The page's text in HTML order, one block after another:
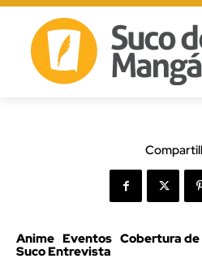
Anime Eventos Cobertura
Suco Entrevista